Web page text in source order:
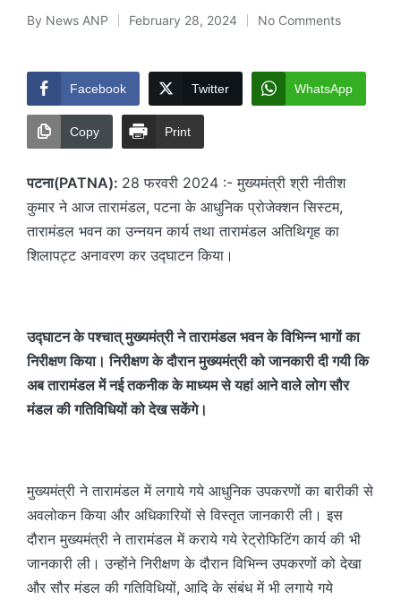
Posted
By News ANP February 28, 2024 No Comments
Facebook Twitter WhatsApp
Copy Print
पटना(PATNA): 28 फरवरी 2024 :- मुख्यमंत्री श्री नीतीश
कुमार ने आज तारामंडल, पटना के आधुनिक प्रोजेक्शन सिस्टम,
तारामंडल भवन का उन्नयन कार्य तथा तारामंडल अतिथिगृह का
शिलापट्ट अनावरण कर उद्घाटन किया।
उद्घाटन के पश्चात् मुख्यमंत्री ने तारामंडल भवन के विभिन्न भागों का
निरीक्षण किया। निरीक्षण के दौरान मुख्यमंत्री को जानकारी दी गयी कि
अब तारामंडल में नई तकनीक के माध्यम से यहां आने वाले लोग सौर
मंडल की गतिविधियों को देख सकेंगे।
मुख्यमंत्री ने तारामंडल में लगाये गये आधुनिक उपकरणों का बारीकी से
अवलोकन किया और अधिकारियों से विस्तृत जानकारी ली। इस
दौरान मुख्यमंत्री ने तारामंडल में कराये गये रेट्रोफिटिंग कार्य की भी
जानकारी ली। उन्होंने निरीक्षण के दौरान विभिन्न उपकरणों को देखा
और सौर मंडल की गतिविधियों, आदि के संबंध में भी लगाये गये